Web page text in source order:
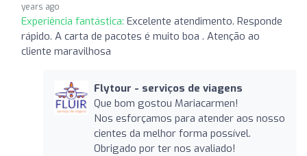
years ago
Experiência fantástica: Excelente atendimento. Responde
rápido. A carta de pacotes é muito boa . Atenção ao
cliente maravilhosa
Flytour - serviços de viagens
Que bom gostou Mariacarmen!
Nos esforçamos para atender aos nosso
cientes da melhor forma possível.
Obrigado por ter nos avaliado!